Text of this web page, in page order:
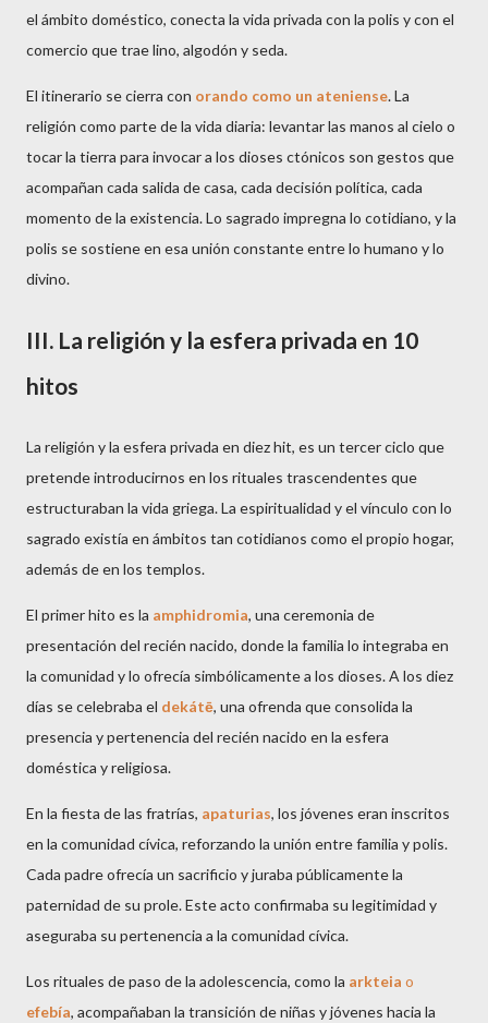
el ámbito doméstico, conecta la vida privada con la polis y con el
comercio que trae lino, algodón y seda.
El itinerario se cierra con orando como un ateniense. La
religión como parte de la vida diaria: levantar las manos al cielo o
tocar la tierra para invocar a los dioses ctónicos son gestos que
acompañan cada salida de casa, cada decisión política, cada
momento de la existencia. Lo sagrado impregna lo cotidiano, y la
polis se sostiene en esa unión constante entre lo humano y lo
divino.
III. La religión y la esfera privada en 10
hitos
La religión y la esfera privada en diez hit, es un tercer ciclo que
pretende introducirnos en los rituales trascendentes que
estructuraban la vida griega. La espiritualidad y el vínculo con lo
sagrado existía en ámbitos tan cotidianos como el propio hogar,
además de en los templos.
El primer hito es la amphidromia, una ceremonia de
presentación del recién nacido, donde la familia lo integraba en
la comunidad y lo ofrecía simbólicamente a los dioses. A los diez
días se celebraba el dekátē, una ofrenda que consolida la
presencia y pertenencia del recién nacido en la esfera
doméstica y religiosa.
En la fiesta de las fratrías, apaturias, los jóvenes eran inscritos
en la comunidad cívica, reforzando la unión entre familia y polis.
Cada padre ofrecía un sacrificio y juraba públicamente la
paternidad de su prole. Este acto confirmaba su legitimidad y
aseguraba su pertenencia a la comunidad cívica.
Los rituales de paso de la adolescencia, como la arkteia o
efebía, acompañaban la transición de niñas y jóvenes hacia la